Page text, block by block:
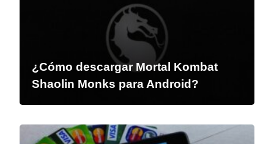
¿Cómo descargar Mortal Kombat
Shaolin Monks para Android?